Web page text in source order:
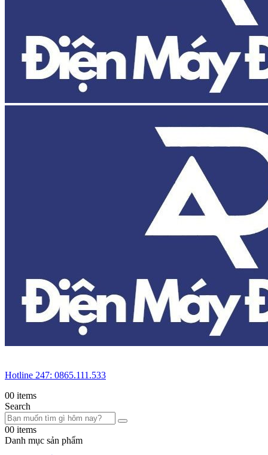
Hotline 247: 0865.111.533
00 items
Search
00 items
Danh mục sản phẩm